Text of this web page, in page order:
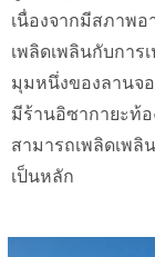
เนื่องจากมีสภาพ
เพลิดเพลินกับการ
มุมหนึ่งของลานจ
มีร้านอิซากายะท้
สามารถเพลิดเพลิ
เป็นหลัก